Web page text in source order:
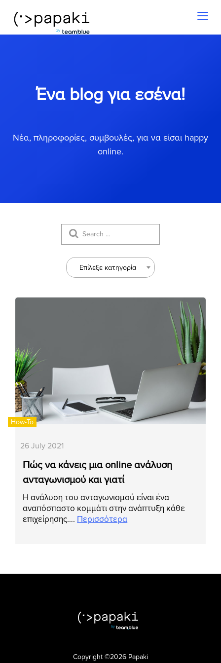
Ένα blog για εσένα!
Νέα, πληροφορίες, συμβουλές, για να είσαι happy
online.
Επίλεξε κατηγορία
How-To
26 July 2021
Πώς να κάνεις μια online ανάλυση
ανταγωνισμού και γιατί
Η ανάλυση του ανταγωνισμού είναι ένα
αναπόσπαστο κομμάτι στην ανάπτυξη κάθε
επιχείρησης…. Περισσότερα
Copyright ©2026 Papaki